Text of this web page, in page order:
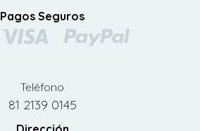
Pagos Seguros
Teléfono
81 2139 0145